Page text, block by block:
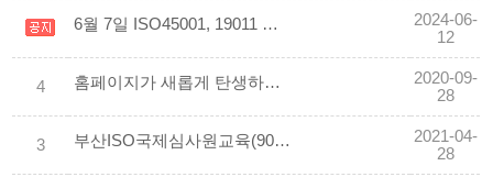
6월 7일 ISO45001, 19011 특강
2024-06-
12
4 홈페이지가 새롭게 탄생하였습니다.
2020-09-
28
3 부산ISO국제심사원교육(9001,14001,19011)6.05~6.20 안내입니다
2021-04-
28